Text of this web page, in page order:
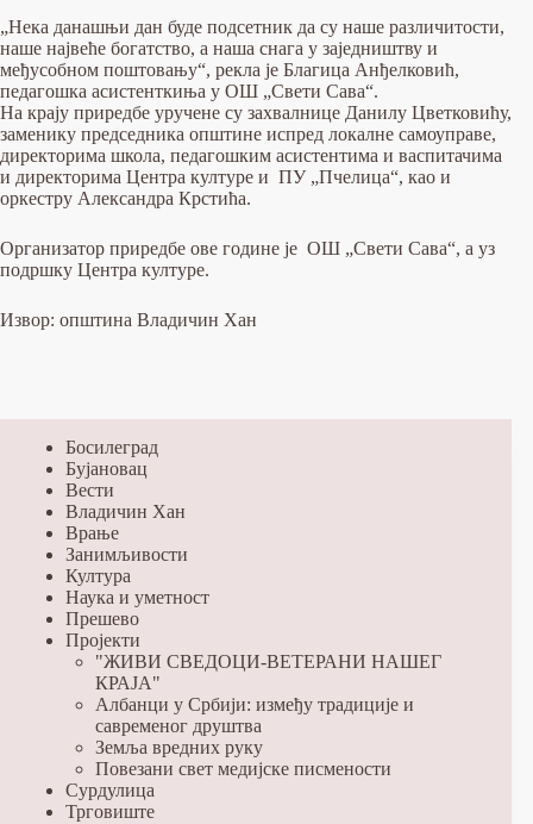
„Нека данашњи дан буде подсетник да су наше различитости,
наше највеће богатство, а наша снага у заједништву и
међусобном поштовању“, рекла је Благица Анђелковић,
педагошка асистенткиња у ОШ „Свети Сава“.
На крају приредбе уручене су захвалнице Данилу Цветковићу,
заменику председника општине испред локалне самоуправе,
директорима школа, педагошким асистентима и васпитачима
и директорима Центра културе и ПУ „Пчелица“, као и
оркестру Александра Крстића.
Организатор приредбе ове године је ОШ „Свети Сава“, а уз
подршку Центра културе.
Извор: општина Владичин Хан
Босилеград
Бујановац
Вести
Владичин Хан
Врање
Занимљивости
Култура
Наука и уметност
Прешево
Пројекти
"ЖИВИ СВЕДОЦИ-ВЕТЕРАНИ НАШЕГ
КРАЈА"
Албанци у Србији: између традиције и
савременог друштва
Земља вредних руку
Повезани свет медијске писмености
Сурдулица
Трговиште